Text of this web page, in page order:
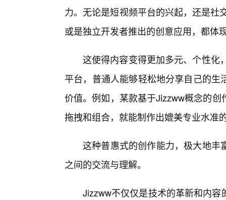
力。无论是短视频平台的兴起，还是社
或是独立开发者推出的创意应用，都体
这使得内容变得更加多元、个性化
平台，普通人能够轻松地分享自己的
价值。例如，某款基于Jizzww概念的
拖拽和组合，就能制作出媲美专业水准
这种普惠式的创作能力，极大地丰
之间的交流与理解。
Jizzww不仅仅是技术的革新和内